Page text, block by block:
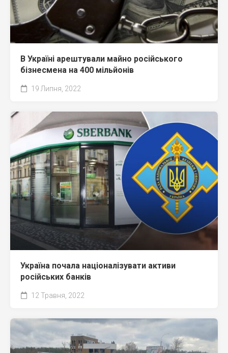
В Україні арештували майно російського
бізнесмена на 400 мільйонів
19 Липня, 2022
Україна почала націоналізувати активи
російських банків
12 Травня, 2022